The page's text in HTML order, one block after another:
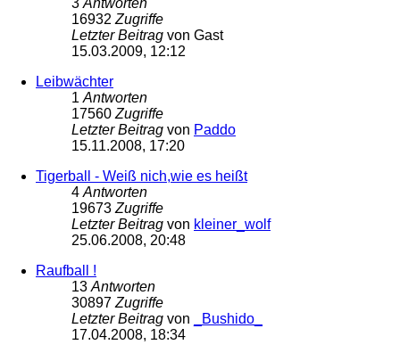
3 Antworten
16932 Zugriffe
Letzter Beitrag von Gast
15.03.2009, 12:12
Leibwächter
1 Antworten
17560 Zugriffe
Letzter Beitrag von Paddo
15.11.2008, 17:20
Tigerball - Weiß nich,wie es heißt
4 Antworten
19673 Zugriffe
Letzter Beitrag von kleiner_wolf
25.06.2008, 20:48
Raufball !
13 Antworten
30897 Zugriffe
Letzter Beitrag von
_Bushido_
17.04.2008, 18:34